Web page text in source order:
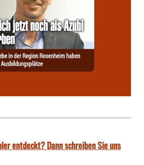
entdeckt? Dann schreiben Sie uns